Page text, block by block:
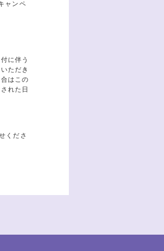
ャンペ
に伴う
ただき
はこの
れた日
くださ